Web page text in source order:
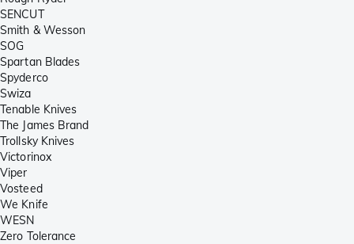
SENCUT
Smith & Wesson
SOG
Spartan Blades
Spyderco
Swiza
Tenable Knives
The James Brand
Trollsky Knives
Victorinox
Viper
Vosteed
We Knife
WESN
Zero Tolerance